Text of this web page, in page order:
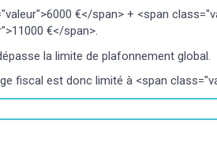
€</span> + <span
€</span>.
la limite de plafonnement global.
fiscal est donc limité à <span